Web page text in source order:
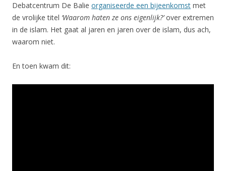
Debatcentrum De Balie organiseerde een bijeenkomst met
de vrolijke titel ‘Waarom haten ze ons eigenlijk?’over extremen
in de islam. Het gaat al jaren en jaren over de islam, dus ach,
waarom niet.
En toen kwam dit: